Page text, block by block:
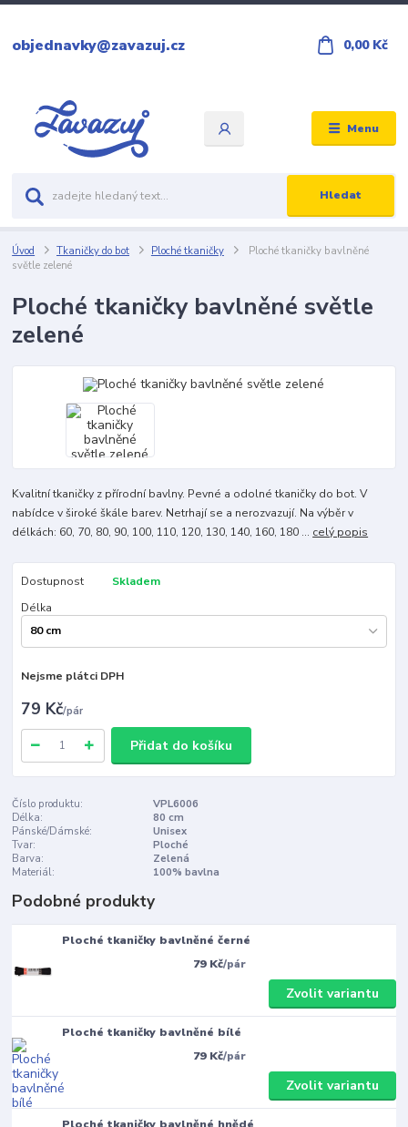
Menu
Hledat
objednavky@zavazuj.cz 0,00 Kč
Úvod Tkaničky do bot Ploché tkaničky
Ploché tkaničky bavlněné
světle zelené
Ploché tkaničky bavlněné světle
zelené
Kvalitní tkaničky z přírodní bavlny. Pevné a odolné tkaničky do bot. V
nabídce v široké škále barev. Netrhají se a nerozvazují. Na výběr v
délkách: 60, 70, 80, 90, 100, 110, 120, 130, 140, 160, 180 ... celý popis
Dostupnost
Skladem
Délka
Nejsme plátci DPH
79 Kč/pár
Přidat do košíku
Číslo produktu:
VPL6006
Délka:
80 cm
Pánské/Dámské:
Unisex
Tvar:
Ploché
Barva:
Zelená
Materiál:
100% bavlna
Podobné produkty
Ploché tkaničky bavlněné černé
79 Kč/pár
Zvolit variantu
Ploché tkaničky bavlněné bílé
79 Kč/pár
Zvolit variantu